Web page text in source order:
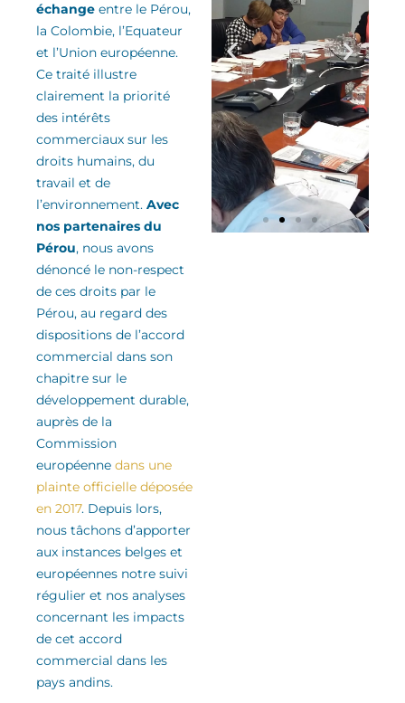
échange entre le Pérou,
la Colombie, l’Equateur
et l’Union européenne.
Ce traité illustre
clairement la priorité
des intérêts
commerciaux sur les
droits humains, du
travail et de
l’environnement. Avec
nos partenaires du
Pérou, nous avons
dénoncé le non-respect
de ces droits par le
Pérou, au regard des
dispositions de l’accord
commercial dans son
chapitre sur le
développement durable,
auprès de la
Commission
européenne dans une
plainte officielle déposée
en 2017. Depuis lors,
nous tâchons d’apporter
aux instances belges et
européennes notre suivi
régulier et nos analyses
concernant les impacts
de cet accord
commercial dans les
pays andins.